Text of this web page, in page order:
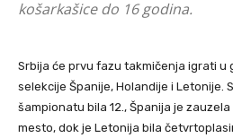
košarkašice do 16 godina.
Srbija će prvu fazu takmičenja igrati u
selekcije Španije, Holandije i Letonije.
šampionatu bila 12., Španija je zauzela
mesto, dok je Letonija bila